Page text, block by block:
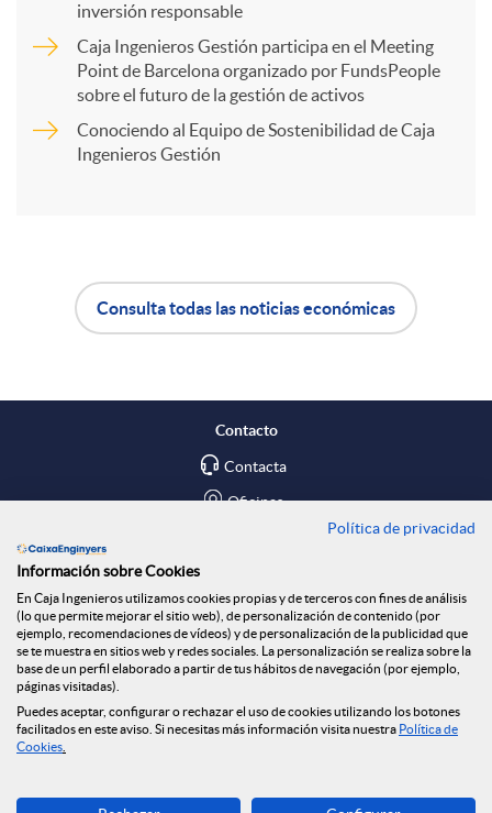
s
t
R
e
d
e
s
S
inversión responsable
Caja Ingenieros Gestión participa en el Meeting
Point de Barcelona organizado por FundsPeople
sobre el futuro de la gestión de activos
Conociendo al Equipo de Sostenibilidad de Caja
Ingenieros Gestión
p
i
c
a
c
o
ó
n
n
o
Consulta todas las noticias económicas
Contacto
Contacta
Oficinas
Blog
Social
Seguridad Online
Descarga ahora
Política de privacidad
Información sobre Cookies
En Caja Ingenieros utilizamos cookies propias y de terceros con fines de análisis
(lo que permite mejorar el sitio web), de personalización de contenido (por
ejemplo, recomendaciones de vídeos) y de personalización de la publicidad que
se te muestra en sitios web y redes sociales. La personalización se realiza sobre la
base de un perfil elaborado a partir de tus hábitos de navegación (por ejemplo,
páginas visitadas).
Puedes aceptar, configurar o rechazar el uso de cookies utilizando los botones
facilitados en este aviso. Si necesitas más información visita nuestra Política de
Cookies